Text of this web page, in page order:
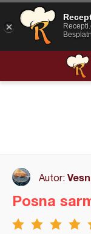
Autor:
Posna